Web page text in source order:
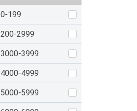
0-199
200-2999
3000-3999
4000-4999
5000-5999